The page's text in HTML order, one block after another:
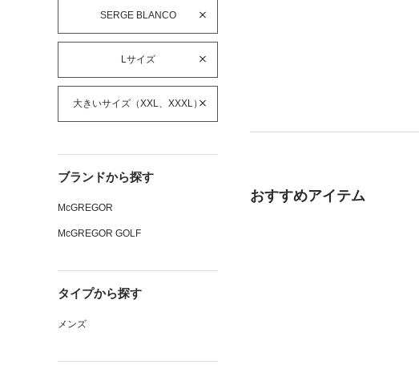
SERGE BLANCO
Lサイズ
大きいサイズ（XXL、XXXL）
ブランドから探す
McGREGOR
McGREGOR GOLF
タイプから探す
メンズ
おすすめアイテム